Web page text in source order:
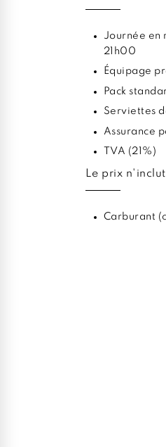
Journée en
21h00
Équipage
Pack
Serviettes
Assurance
TVA (21%)
Le prix
Carburant